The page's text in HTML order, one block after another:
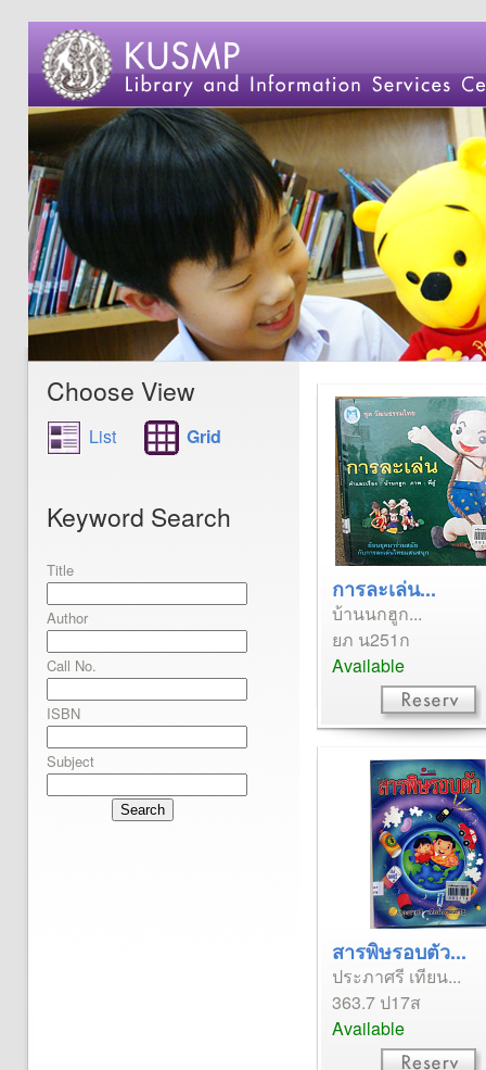
Choose View
List Grid
Keyword Search
Title
Author
Call No.
ISBN
Subject
Search
การละเล่น...
บ้านนกฮูก...
ยภ น251ก
Available
สารพิษรอบตัว...
ประภาศรี เทียน...
363.7 ป17ส
Available